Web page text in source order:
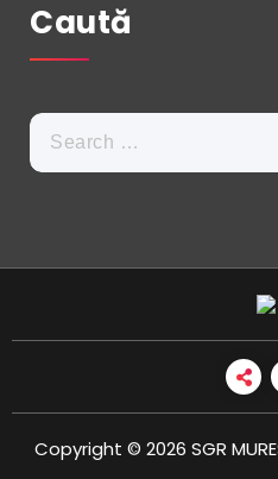
Caută
Search
for:
Copyright © 2026 SGR